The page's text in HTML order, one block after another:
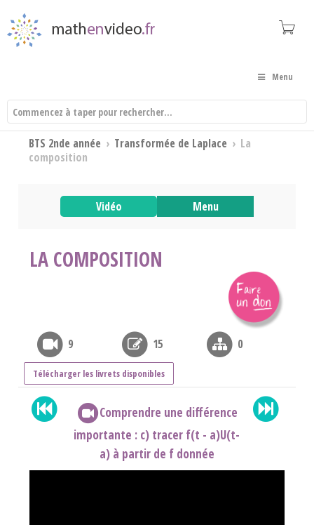
Menu
BTS 2nde année › Transformée de Laplace › La
composition
Vidéo Menu
LA COMPOSITION
9 15 0
Télécharger les livrets disponibles
Comprendre une différence
importante : c) tracer f(t - a)U(t-
a) à partir de f donnée